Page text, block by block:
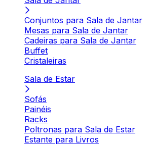
Conjuntos para Sala de Jantar
Mesas para Sala de Jantar
Cadeiras para Sala de Jantar
Buffet
Cristaleiras
Sala de Estar
Sofás
Painéis
Racks
Poltronas para Sala de Estar
Estante para Livros